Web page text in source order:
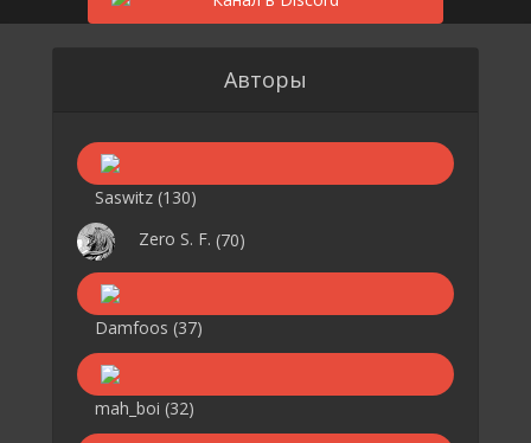
Авторы
Saswitz (130)
Zero S. F. (70)
Damfoos (37)
mah_boi (32)